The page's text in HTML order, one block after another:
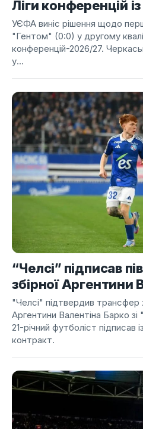
Ліги конференцій
УЄФА виніс рішення щодо
"Гентом" (0:0) у другому
конференцій-2026/27.
у...
“Челсі” підписав
збірної Аргентини
"Челсі" підтвердив трансфер
Аргентини Валентіна Барко
21-річний футболіст підписав
контракт.